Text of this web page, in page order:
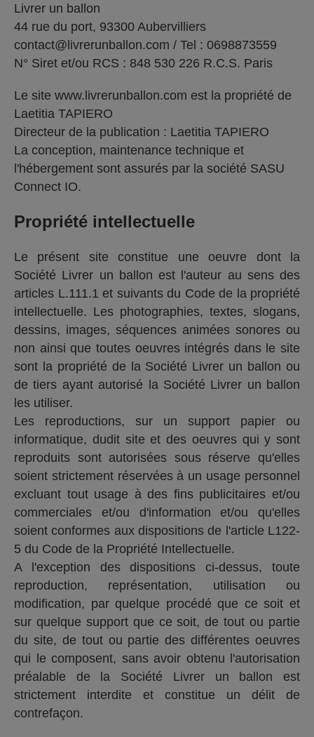
Livrer un ballon
44 rue du port, 93300 Aubervilliers
contact@livrerunballon.com / Tel : 0698873559
N° Siret et/ou RCS : 848 530 226 R.C.S. Paris
Le site www.livrerunballon.com est la propriété de
Laetitia TAPIERO
Directeur de la publication : Laetitia TAPIERO
La conception, maintenance technique et
l'hébergement sont assurés par la société SASU
Connect IO.
Propriété intellectuelle
Le présent site constitue une oeuvre dont la
Société Livrer un ballon est l'auteur au sens des
articles L.111.1 et suivants du Code de la propriété
intellectuelle. Les photographies, textes, slogans,
dessins, images, séquences animées sonores ou
non ainsi que toutes oeuvres intégrés dans le site
sont la propriété de la Société Livrer un ballon ou
de tiers ayant autorisé la Société Livrer un ballon
les utiliser.
Les reproductions, sur un support papier ou
informatique, dudit site et des oeuvres qui y sont
reproduits sont autorisées sous réserve qu'elles
soient strictement réservées à un usage personnel
excluant tout usage à des fins publicitaires et/ou
commerciales et/ou d'information et/ou qu'elles
soient conformes aux dispositions de l'article L122-
5 du Code de la Propriété Intellectuelle.
A l'exception des dispositions ci-dessus, toute
reproduction, représentation, utilisation ou
modification, par quelque procédé que ce soit et
sur quelque support que ce soit, de tout ou partie
du site, de tout ou partie des différentes oeuvres
qui le composent, sans avoir obtenu l'autorisation
préalable de la Société Livrer un ballon est
strictement interdite et constitue un délit de
contrefaçon.